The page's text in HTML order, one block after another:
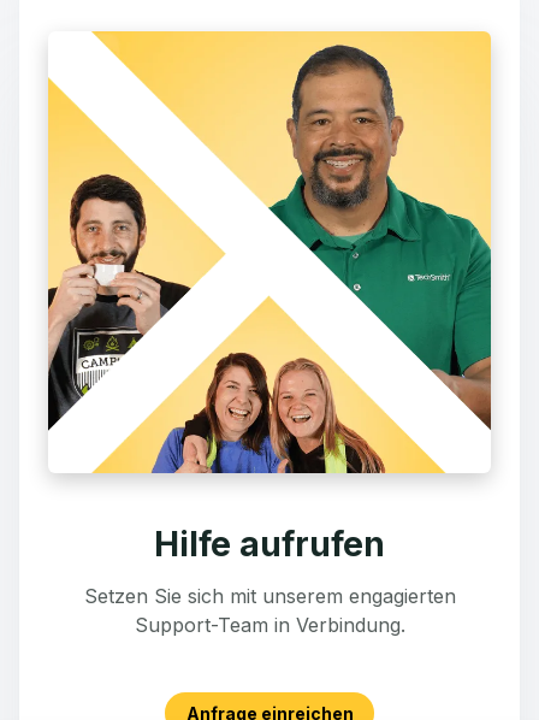
Hilfe aufrufen
Setzen Sie sich mit unserem engagierten
Support-Team in Verbindung.
Anfrage einreichen